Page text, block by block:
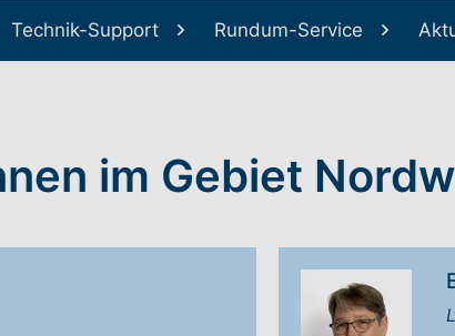
Technik-Support Rundum-Service
im Gebiet